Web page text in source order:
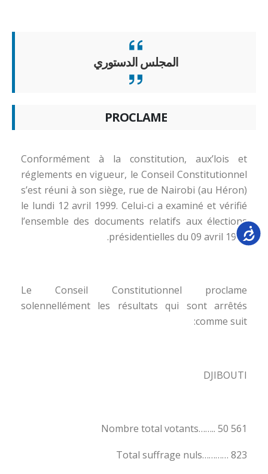
المجلس الدستوري
PROCLAME
Conformément à la constitution, aux’lois et
réglements en vigueur, le Conseil Constitutionnel
s’est réuni à son siège, rue de Nairobi (au Héron)
le lundi 12 avril 1999. Celui-ci a examiné et vérifié
l’ensemble des documents relatifs aux élections
présidentielles du 09 avril 1999.
Le Conseil Constitutionnel proclame
solennellément les résultats qui sont arrêtés
comme suit:
DJIBOUTI
Nombre total votants…….. 50 561
Total suffrage nuls………… 823